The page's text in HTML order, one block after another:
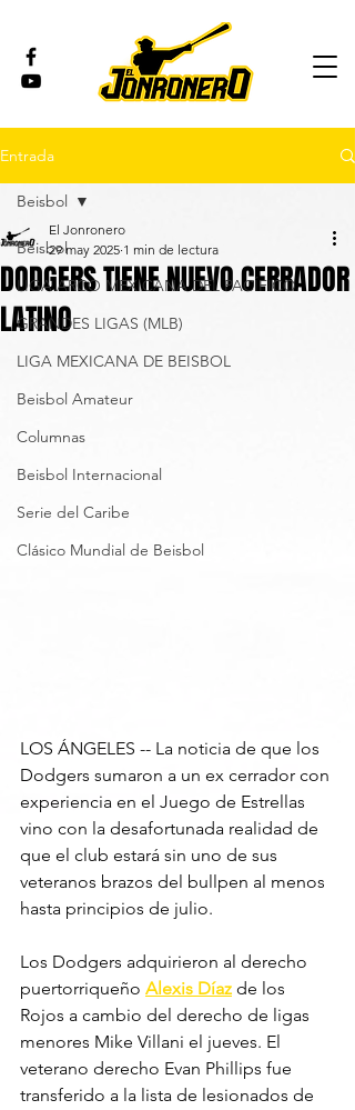
Entrada
Beisbol
LIGA ARCO MEXICANA DEL PACÍFICO
GRANDES LIGAS (MLB)
LIGA MEXICANA DE BEISBOL
Beisbol Amateur
Columnas
Beisbol Internacional
Serie del Caribe
Clásico Mundial de Beisbol
Beisbol
DODGERS TIENE NUEVO CERRADOR
LATINO
El Jonronero
29 may 2025 1 min de lectura
LOS ÁNGELES -- La noticia de que los
Dodgers sumaron a un ex cerrador con
experiencia en el Juego de Estrellas
vino con la desafortunada realidad de
que el club estará sin uno de sus
veteranos brazos del bullpen al menos
hasta principios de julio.
Los Dodgers adquirieron al derecho
puertorriqueño Alexis Díaz de los
Rojos a cambio del derecho de ligas
menores Mike Villani el jueves. El
veterano derecho Evan Phillips fue
transferido a la lista de lesionados de